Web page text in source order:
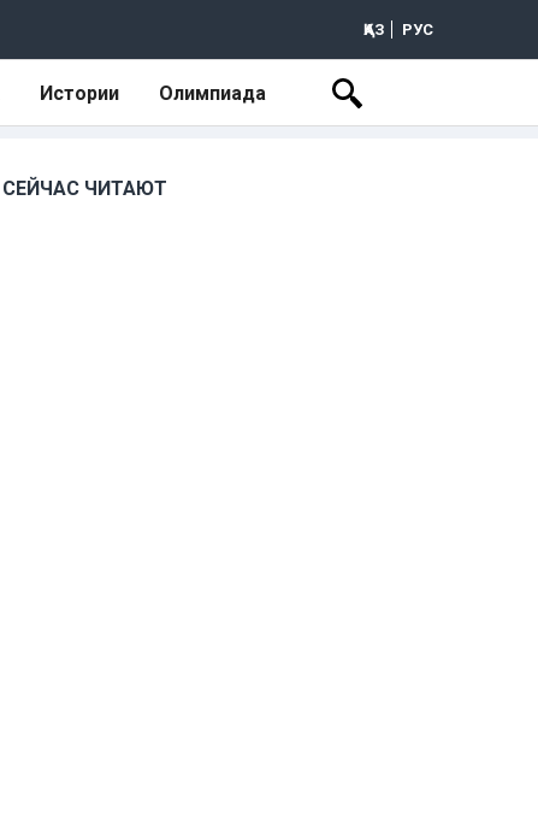
ҚАЗ РУС
Истории Олимпиада
СЕЙЧАС ЧИТАЮТ